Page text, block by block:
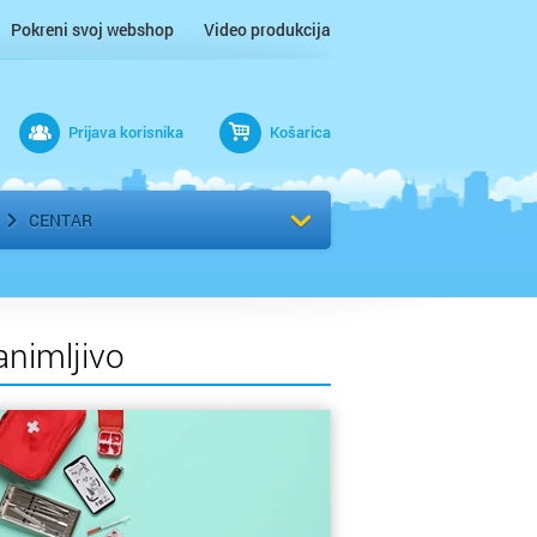
Pokreni svoj webshop Video produkcija
Prijava korisnika Košarica
CENTAR